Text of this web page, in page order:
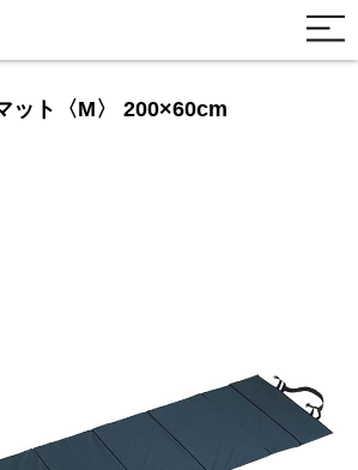
ット〈M〉 200×60cm